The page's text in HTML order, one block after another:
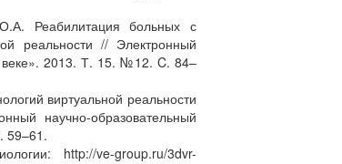
Реабилитация больных с
реальности // Электронный
веке». 2013. Т. 15. №12. C. 84–
виртуальной реальности
научно-образовательный
59–61.
http://ve-group.ru/3dvr-